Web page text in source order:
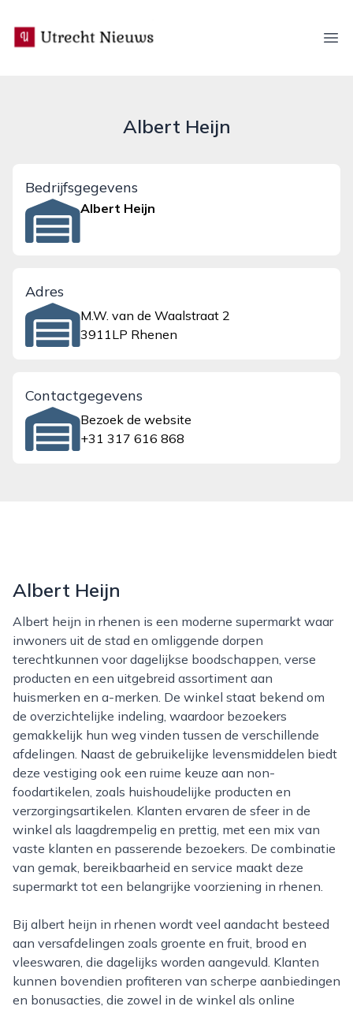
utrecht-nieuws.nl
Albert Heijn
Bedrijfsgegevens
Albert Heijn
Adres
M.W. van de Waalstraat 2
3911LP Rhenen
Contactgegevens
Bezoek de website
+31 317 616 868
Albert Heijn
Albert heijn in rhenen is een moderne supermarkt waar
inwoners uit de stad en omliggende dorpen
terechtkunnen voor dagelijkse boodschappen, verse
producten en een uitgebreid assortiment aan
huismerken en a-merken. De winkel staat bekend om
de overzichtelijke indeling, waardoor bezoekers
gemakkelijk hun weg vinden tussen de verschillende
afdelingen. Naast de gebruikelijke levensmiddelen biedt
deze vestiging ook een ruime keuze aan non-
foodartikelen, zoals huishoudelijke producten en
verzorgingsartikelen. Klanten ervaren de sfeer in de
winkel als laagdrempelig en prettig, met een mix van
vaste klanten en passerende bezoekers. De combinatie
van gemak, bereikbaarheid en service maakt deze
supermarkt tot een belangrijke voorziening in rhenen.
Bij albert heijn in rhenen wordt veel aandacht besteed
aan versafdelingen zoals groente en fruit, brood en
vleeswaren, die dagelijks worden aangevuld. Klanten
kunnen bovendien profiteren van scherpe aanbiedingen
en bonusacties, die zowel in de winkel als online